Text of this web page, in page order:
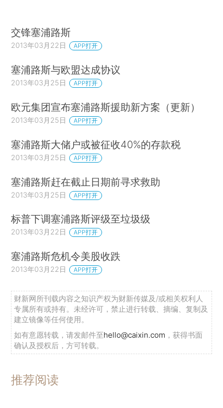
交锋塞浦路斯
2013年03月22日 APP打开
塞浦路斯与欧盟达成协议
2013年03月25日 APP打开
欧元集团宣布塞浦路斯援助新方案（更新）
2013年03月25日 APP打开
塞浦路斯大储户或被征收40%的存款税
2013年03月25日 APP打开
塞浦路斯赶在截止日期前寻求救助
2013年03月25日 APP打开
标普下调塞浦路斯评级至垃圾级
2013年03月22日 APP打开
塞浦路斯危机令美股收跌
2013年03月22日 APP打开
财新网所刊载内容之知识产权为财新传媒及/或相关权利人
专属所有或持有。未经许可，禁止进行转载、摘编、复制及
建立镜像等任何使用。
如有意愿转载，请发邮件至hello@caixin.com ，获得书面
确认及授权后，方可转载。
推荐阅读